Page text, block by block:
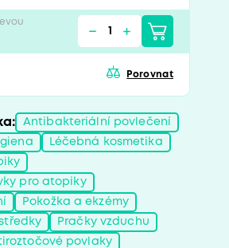
Porovnat
Antibakteriální povlečení
Léčebná kosmetika
pro atopiky
Pokožka a ekzémy
Pračky vzduchu
povlaky